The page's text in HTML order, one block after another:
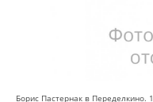
Борис Пастернак в Переделкино.